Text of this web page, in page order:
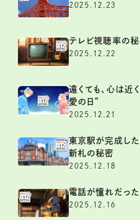
2025.12.23
テレビ視聴率の秘
2025.12.22
遠くても、心は近
愛の日”
2025.12.21
東京駅が完成し
新札の秘密
2025.12.18
電話が憧れだった
2025.12.16